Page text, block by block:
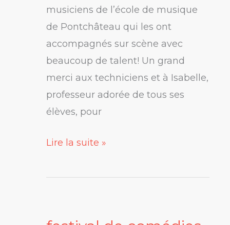
musiciens de l’école de musique
de Pontchâteau qui les ont
accompagnés sur scène avec
beaucoup de talent! Un grand
merci aux techniciens et à Isabelle,
professeur adorée de tous ses
élèves, pour
Don
Juan!
«
Lire la suite »